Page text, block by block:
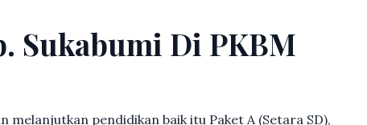
Sukabumi Di PKBM
melanjutkan pendidikan baik itu Paket A (Setara SD),